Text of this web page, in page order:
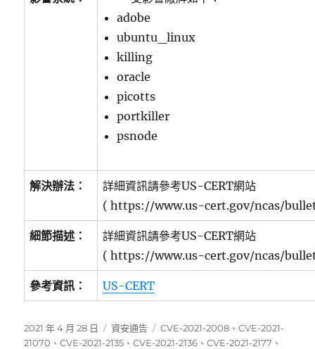
adobe
ubuntu_linux
killing
oracle
picotts
portkiller
psnode
解決辦法：
詳細資訊請參考US-CERT網站
( https://www.us-cert.gov/ncas/
細節描述：
詳細資訊請參考US-CERT網站
( https://www.us-cert.gov/ncas/
參考資訊： US-CERT
發
佈
2021 年 4 月 28 日
分
類
資安通告
標
籤
CVE-2021-2008 、CVE-2021-
21070 、CVE-2021-2135 、CVE-2021-2136 、CVE-2021-2177 、